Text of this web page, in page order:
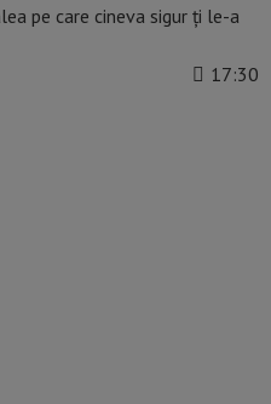
pe care cineva sigur ți le-a
17:30